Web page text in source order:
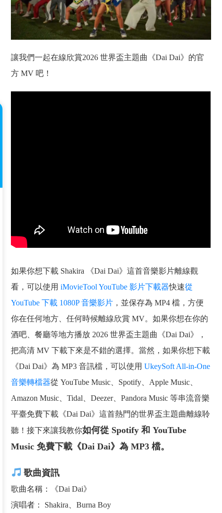
讓我們一起在線欣賞2026 世界盃主題曲《Dai Dai》的官
方 MV 吧！
如果你想下載 Shakira 《Dai Dai》這首音樂影片離線觀
看，可以使用iMovieTool YouTube 影片下載器快速從
YouTube 下載 1080P 音樂影片 ，並保存為 MP4 檔，方便
你在任何地方、任何時候離線欣賞 MV。如果你想在你的
酒吧、餐廳等地方播放 2026 世界盃主題曲《Dai Dai》，
把高清 MV 下載下來是不錯的選擇。當然，如果你想下載
《Dai Dai》為 MP3 音訊檔，可以使用UkeySoft All-in-One
音樂轉檔器從 YouTube Music、Spotify、Apple Music、
Amazon Music、Tidal、Deezer、Pandora Music 等串流音樂
平臺免費下載《Dai Dai》這首熱門的世界盃主題曲離線聆
聽！接下來讓我教你如何從 Spotify 和 YouTube
Music 免費下載《Dai Dai》為 MP3 檔。
歌曲資訊
歌曲名稱：《Dai Dai》
演唱者： Shakira、Burna Boy